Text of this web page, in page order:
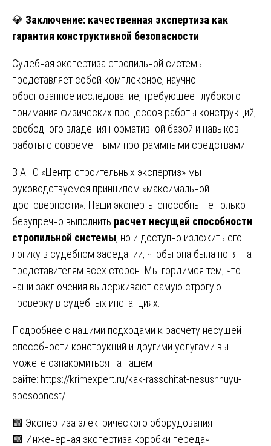
💎 Заключение: качественная экспертиза как
гарантия конструктивной безопасности
Судебная экспертиза стропильной системы
представляет собой комплексное, научно
обоснованное исследование, требующее глубокого
понимания физических процессов работы конструкций,
свободного владения нормативной базой и навыков
работы с современными программными средствами.
В АНО «Центр строительных экспертиз» мы
руководствуемся принципом «максимальной
достоверности». Наши эксперты способны не только
безупречно выполнить расчет несущей способности
стропильной системы, но и доступно изложить его
логику в судебном заседании, чтобы она была понятна
представителям всех сторон. Мы гордимся тем, что
наши заключения выдерживают самую строгую
проверку в судебных инстанциях.
Подробнее с нашими подходами к расчету несущей
способности конструкций и другими услугами вы
можете ознакомиться на нашем
сайте: https://krimexpert.ru/kak-rasschitat-nesushhuyu-
sposobnost/
Навигация
🟩 Экспертиза электрического оборудования
🟩 Инженерная экспертиза коробки передач